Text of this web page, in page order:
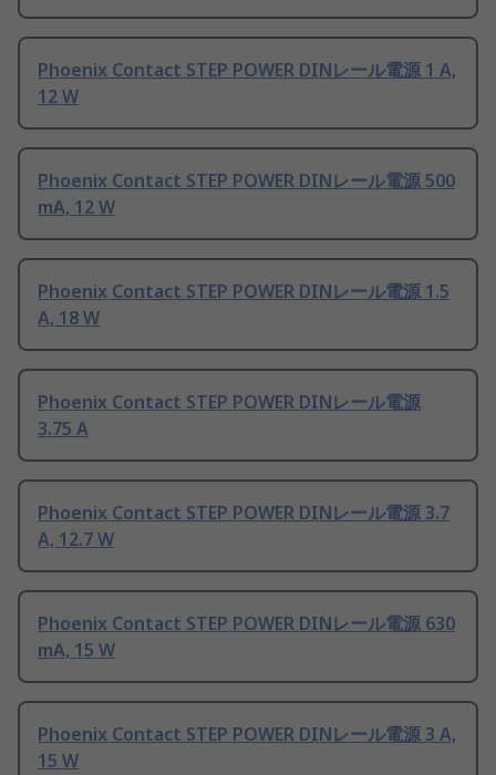
Phoenix Contact STEP POWER DINレール電源 1 A,
12 W
Phoenix Contact STEP POWER DINレール電源 500
mA, 12 W
Phoenix Contact STEP POWER DINレール電源 1.5
A, 18 W
Phoenix Contact STEP POWER DINレール電源
3.75 A
Phoenix Contact STEP POWER DINレール電源 3.7
A, 12.7 W
Phoenix Contact STEP POWER DINレール電源 630
mA, 15 W
Phoenix Contact STEP POWER DINレール電源 3 A,
15 W